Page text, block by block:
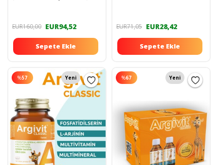
EUR160,00 EUR94,52
Sepete Ekle
EUR71,05 EUR28,42
Sepete Ekle
%57 Yeni %67 Yeni